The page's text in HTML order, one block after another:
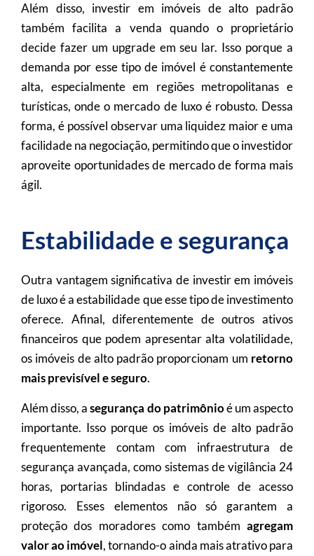
Além disso, investir em imóveis de alto padrão
também facilita a venda quando o proprietário
decide fazer um upgrade em seu lar. Isso porque a
demanda por esse tipo de imóvel é constantemente
alta, especialmente em regiões metropolitanas e
turísticas, onde o mercado de luxo é robusto. Dessa
forma, é possível observar uma liquidez maior e uma
facilidade na negociação, permitindo que o investidor
aproveite oportunidades de mercado de forma mais
ágil.
Estabilidade e segurança
Outra vantagem significativa de investir em imóveis
de luxo é a estabilidade que esse tipo de investimento
oferece. Afinal, diferentemente de outros ativos
financeiros que podem apresentar alta volatilidade,
os imóveis de alto padrão proporcionam um retorno
mais previsível e seguro.
Além disso, asegurança do patrimônioé um aspecto
importante. Isso porque os imóveis de alto padrão
frequentemente contam com infraestrutura de
segurança avançada, como sistemas de vigilância 24
horas, portarias blindadas e controle de acesso
rigoroso. Esses elementos não só garantem a
proteção dos moradores como também agregam
valor ao imóvel, tornando-o ainda mais atrativo para